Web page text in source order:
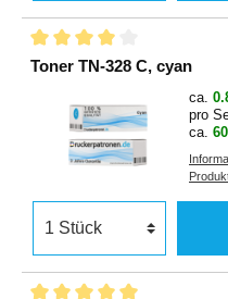
Toner TN-328 C, cyan
ca.
pro
ca.